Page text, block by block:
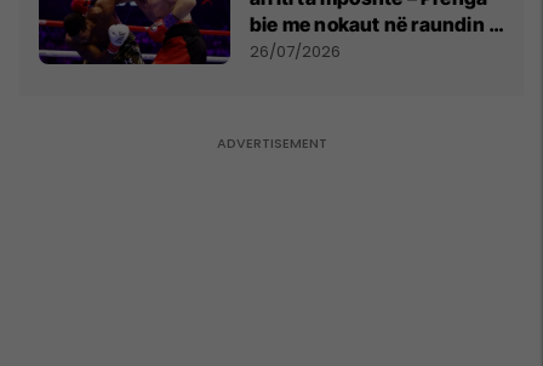
bie me nokaut në raundin e
dytë
26/07/2026